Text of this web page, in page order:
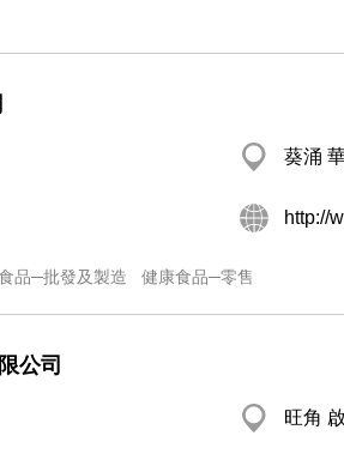
葵涌
http://
品─批發及製造 健康食品─零售
公司
旺角